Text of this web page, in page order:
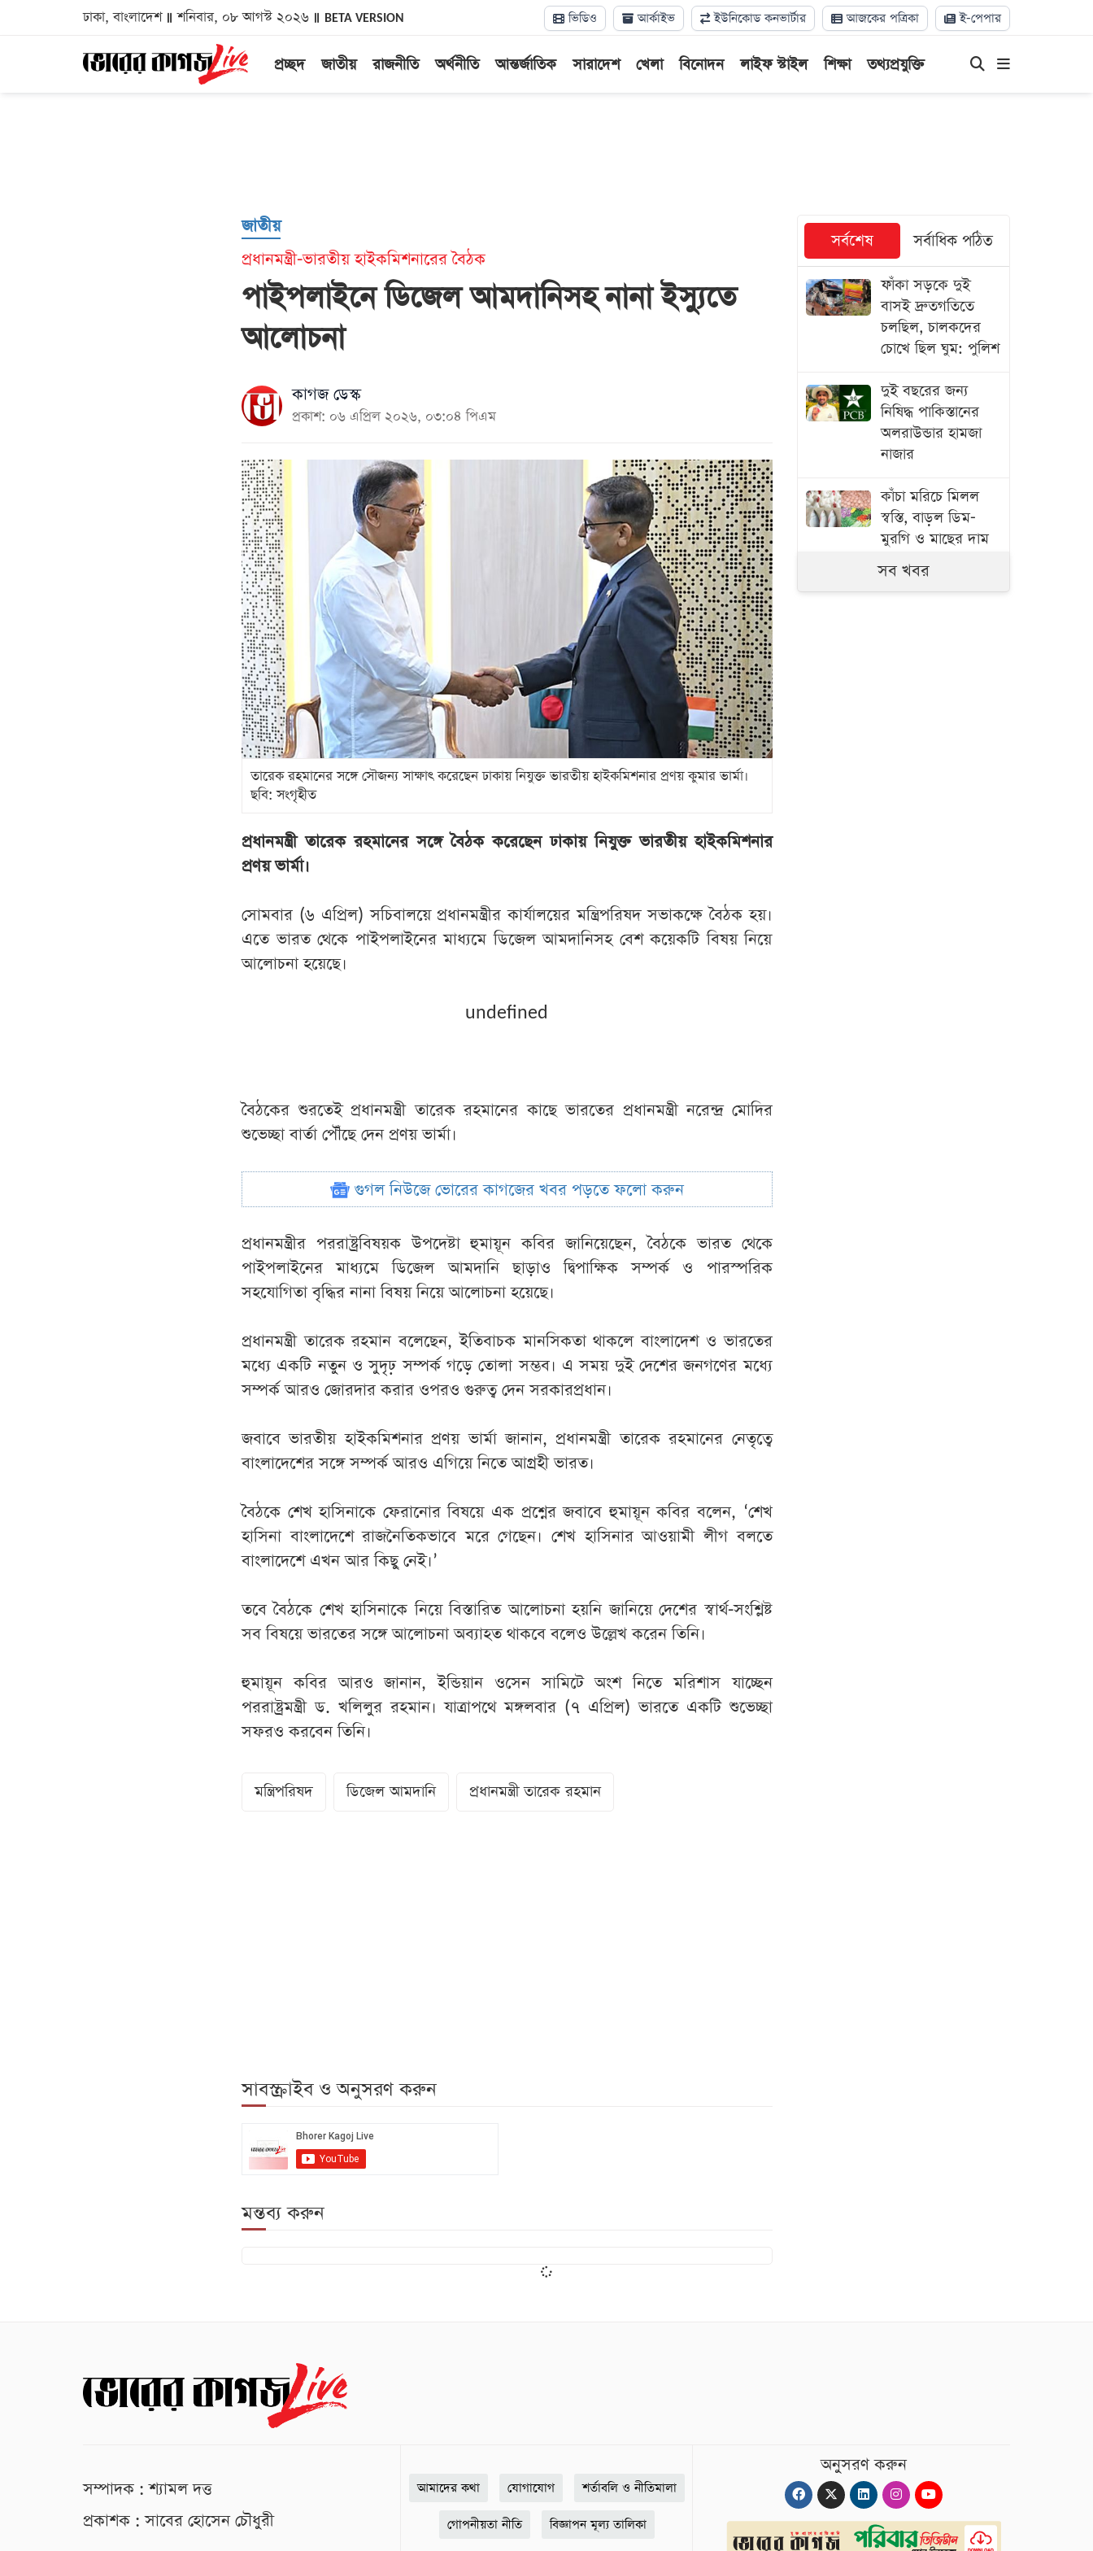
ঢাকা, বাংলাদেশ শনিবার, ০৮ আগস্ট ২০২৬ BETA VERSION ভিডিও আর্কাইভ ইউনিকোড কনভার্টার আজকের পত্রিকা ই-পেপার
প্রচ্ছদ জাতীয় রাজনীতি অর্থনীতি আন্তর্জাতিক সারাদেশ খেলা বিনোদন লাইফ স্টাইল শিক্ষা তথ্যপ্রযুক্তি
জাতীয়
প্রধানমন্ত্রী-ভারতীয় হাইকমিশনারের বৈঠক
পাইপলাইনে ডিজেল আমদানিসহ নানা ইস্যুতে
আলোচনা
কাগজ ডেস্ক
প্রকাশ: ০৬ এপ্রিল ২০২৬, ০৩:০৪ পিএম
তারেক রহমানের সঙ্গে সৌজন্য সাক্ষাৎ করেছেন ঢাকায় নিযুক্ত ভারতীয় হাইকমিশনার প্রণয় কুমার ভার্মা।
ছবি: সংগৃহীত
প্রধানমন্ত্রী তারেক রহমানের সঙ্গে বৈঠক করেছেন ঢাকায় নিযুক্ত ভারতীয় হাইকমিশনার
প্রণয় ভার্মা।
সোমবার (৬ এপ্রিল) সচিবালয়ে প্রধানমন্ত্রীর কার্যালয়ের মন্ত্রিপরিষদ সভাকক্ষে বৈঠক হয়।
এতে ভারত থেকে পাইপলাইনের মাধ্যমে ডিজেল আমদানিসহ বেশ কয়েকটি বিষয় নিয়ে
আলোচনা হয়েছে।
undefined
বৈঠকের শুরতেই প্রধানমন্ত্রী তারেক রহমানের কাছে ভারতের প্রধানমন্ত্রী নরেন্দ্র মোদির
শুভেচ্ছা বার্তা পৌঁছে দেন প্রণয় ভার্মা।
গুগল নিউজে ভোরের কাগজের খবর পড়তে ফলো করুন
প্রধানমন্ত্রীর পররাষ্ট্রবিষয়ক উপদেষ্টা হুমায়ূন কবির জানিয়েছেন, বৈঠকে ভারত থেকে
পাইপলাইনের মাধ্যমে ডিজেল আমদানি ছাড়াও দ্বিপাক্ষিক সম্পর্ক ও পারস্পরিক
সহযোগিতা বৃদ্ধির নানা বিষয় নিয়ে আলোচনা হয়েছে।
প্রধানমন্ত্রী তারেক রহমান বলেছেন, ইতিবাচক মানসিকতা থাকলে বাংলাদেশ ও ভারতের
মধ্যে একটি নতুন ও সুদৃঢ় সম্পর্ক গড়ে তোলা সম্ভব। এ সময় দুই দেশের জনগণের মধ্যে
সম্পর্ক আরও জোরদার করার ওপরও গুরুত্ব দেন সরকারপ্রধান।
জবাবে ভারতীয় হাইকমিশনার প্রণয় ভার্মা জানান, প্রধানমন্ত্রী তারেক রহমানের নেতৃত্বে
বাংলাদেশের সঙ্গে সম্পর্ক আরও এগিয়ে নিতে আগ্রহী ভারত।
বৈঠকে শেখ হাসিনাকে ফেরানোর বিষয়ে এক প্রশ্নের জবাবে হুমায়ূন কবির বলেন, ‘শেখ
হাসিনা বাংলাদেশে রাজনৈতিকভাবে মরে গেছেন। শেখ হাসিনার আওয়ামী লীগ বলতে
বাংলাদেশে এখন আর কিছু নেই।’
তবে বৈঠকে শেখ হাসিনাকে নিয়ে বিস্তারিত আলোচনা হয়নি জানিয়ে দেশের স্বার্থ-সংশ্লিষ্ট
সব বিষয়ে ভারতের সঙ্গে আলোচনা অব্যাহত থাকবে বলেও উল্লেখ করেন তিনি।
হুমায়ূন কবির আরও জানান, ইন্ডিয়ান ওসেন সামিটে অংশ নিতে মরিশাস যাচ্ছেন
পররাষ্ট্রমন্ত্রী ড. খলিলুর রহমান। যাত্রাপথে মঙ্গলবার (৭ এপ্রিল) ভারতে একটি শুভেচ্ছা
সফরও করবেন তিনি।
মন্ত্রিপরিষদ ডিজেল আমদানি প্রধানমন্ত্রী তারেক রহমান
সাবস্ক্রাইব ও অনুসরণ করুন
মন্তব্য করুন
সর্বশেষ সর্বাধিক পঠিত
ফাঁকা সড়কে দুই
বাসই দ্রুতগতিতে
চলছিল, চালকদের
চোখে ছিল ঘুম: পুলিশ
দুই বছরের জন্য
নিষিদ্ধ পাকিস্তানের
অলরাউন্ডার হামজা
নাজার
কাঁচা মরিচে মিলল
স্বস্তি, বাড়ল ডিম-
মুরগি ও মাছের দাম
বাংলাদেশ থেকে
সব খবর
সম্পাদক : শ্যামল দত্ত
প্রকাশক : সাবের হোসেন চৌধুরী
আমাদের কথা যোগাযোগ শর্তাবলি ও নীতিমালা
গোপনীয়তা নীতি বিজ্ঞাপন মূল্য তালিকা
অনুসরণ করুন